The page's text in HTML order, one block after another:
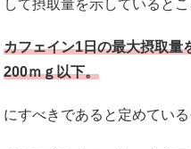
して摂取量を示しているとこ
カフェイン1日の最大摂取量
200ｍｇ以下。
にすべきであると定めている